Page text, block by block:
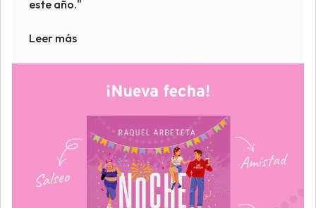
este año."
Leer más